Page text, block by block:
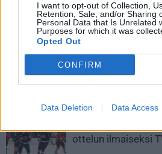
I want to opt-out of Collection,
Retention, Sale, and/or Sharing
Personal Data that Is Unrelated
Purposes for which it was
Opted Out
CONFIRM
Data Deletion Data Access
Leijonat julkisti
Aleksander Barkov
kaukaloon
Venäläisveskari
ottelun ilmaiseksi